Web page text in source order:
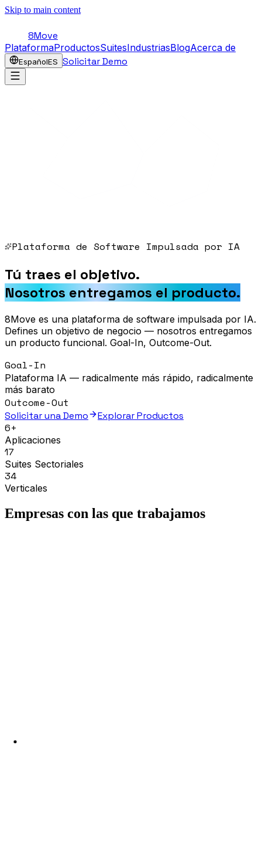
Skip to main content
8Move
PlataformaProductosSuitesIndustriasBlogAcerca de
EspañolES Solicitar Demo
Plataforma de Software Impulsada por IA
Tú traes el objetivo.
Nosotros entregamos el producto.
8Move es una plataforma de software impulsada por IA.
Defines un objetivo de negocio — nosotros entregamos
un producto funcional. Goal-In, Outcome-Out.
Goal-In
Plataforma IA — radicalmente más rápido, radicalmente
más barato
Outcome-Out
Solicitar una Demo
Explorar Productos
6+
Aplicaciones
17
Suites Sectoriales
34
Verticales
Empresas con las que trabajamos